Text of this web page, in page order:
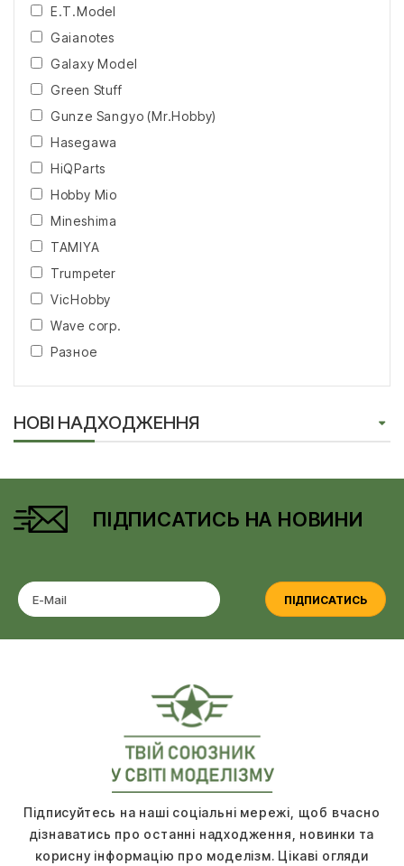
E.T.Model
Gaianotes
Galaxy Model
Green Stuff
Gunze Sangyo (Mr.Hobby)
Hasegawa
HiQParts
Hobby Mio
Mineshima
TAMIYA
Trumpeter
VicHobby
Wave corp.
Разное
НОВІ НАДХОДЖЕННЯ
ПІДПИСАТИСЬ НА НОВИНИ
ПІДПИСАТИСЬ
Підписуйтесь на наші соціальні мережі, щоб вчасно
дізнаватись про останні надходження, новинки та
корисну інформацію про моделізм. Цікаві огляди